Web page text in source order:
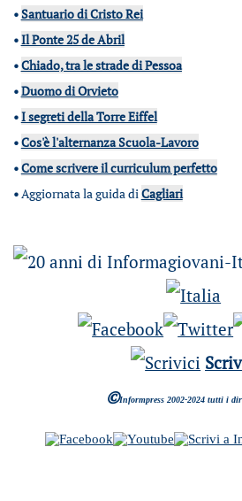
•Santuario di Cristo Rei
•Il Ponte 25 de Abril
•Chiado, tra le strade di Pessoa
•Duomo di Orvieto
•I segreti della Torre Eiffel
•Cos'è l'alternanza Scuola-Lavoro
•Come scrivere il curriculum perfetto
•Aggiornata la guida diCagliari
©Informpress 2002-2024 tutti i